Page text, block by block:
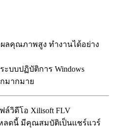
ลคุณภาพสูง ทำงานได้อย่าง
บบปฏิบัติการ Windows
มากมาย
ล์วิดีโอ Xilisoft FLV
ลดนี้ มีคุณสมบัติเป็นแชร์แวร์